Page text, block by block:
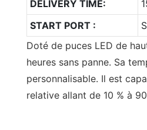
DELIVERY TIME:
START PORT :
Doté de puces LED de
heures sans panne. Sa
personnalisable. Il est
relative allant de 10 % à